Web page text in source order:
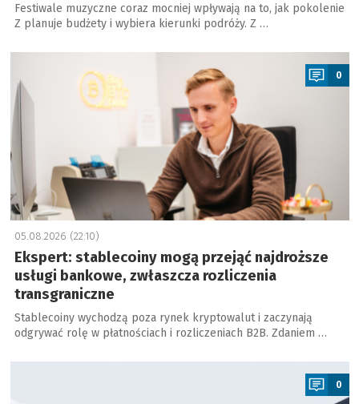
Festiwale muzyczne coraz mocniej wpływają na to, jak pokolenie
Z planuje budżety i wybiera kierunki podróży. Z …
a
0
05.08.2026 (22:10)
Ekspert: stablecoiny mogą przejąć najdroższe
usługi bankowe, zwłaszcza rozliczenia
transgraniczne
Stablecoiny wychodzą poza rynek kryptowalut i zaczynają
odgrywać rolę w płatnościach i rozliczeniach B2B. Zdaniem …
a
0